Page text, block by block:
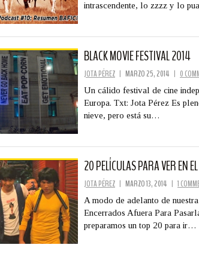
intrascendente, lo zzzz y lo
BLACK MOVIE FESTIVAL 2014
JOTA PÉREZ | MARZO 25, 2014 | 0
Un cálido festival de cine
Europa. Txt: Jota Pérez Es
nieve, pero está su…
20 PELÍCULAS PARA VER EN
JOTA PÉREZ | MARZO 13, 2014 | 1
A modo de adelanto de
Encerrados Afuera Para
preparamos un top 20 para ir…